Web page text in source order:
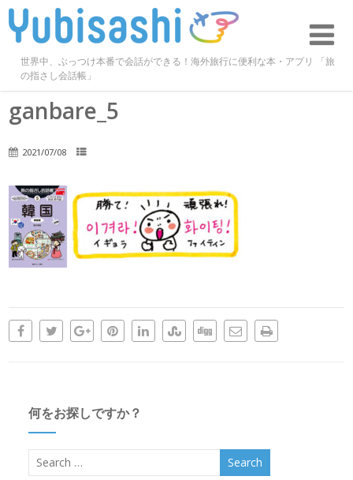
世界中、ぶっつけ本番で会話ができる！海外旅行に便利な本・アプリ 「旅
の指さし会話帳」
ganbare_5
2021/07/08
何をお探しですか？